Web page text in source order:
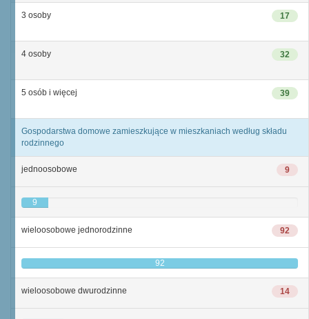
17
3 osoby
32
4 osoby
39
5 osób i więcej
Gospodarstwa domowe zamieszkujące w mieszkaniach według składu
rodzinnego
9
jednoosobowe
9
92
wieloosobowe jednorodzinne
92
14
wieloosobowe dwurodzinne